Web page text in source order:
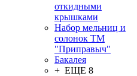
откидными
крышками
Набор мельниц и
солонок ТМ
"Приправыч"
Бакалея
+ ЕЩЕ 8